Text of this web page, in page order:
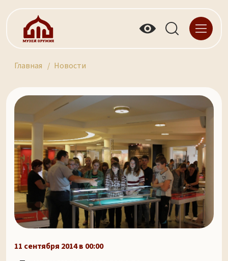
Главная Новости
11 сентября 2014 в 00:00